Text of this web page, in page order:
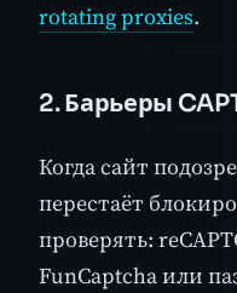
rotating proxies.
2. Барьеры
Когда сайт
перестаёт
проверять:
FunCaptcha или